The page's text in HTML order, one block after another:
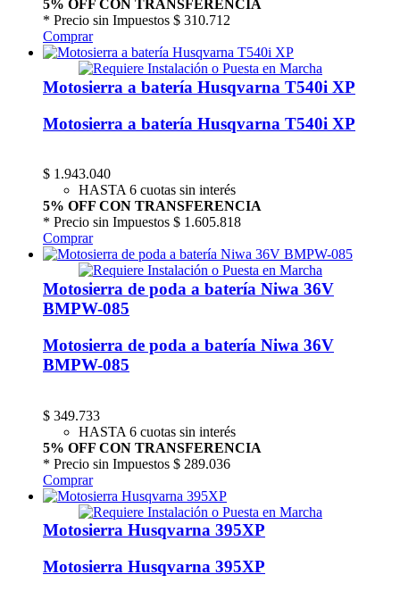
5% OFF CON TRANSFERENCIA
* Precio sin Impuestos $ 310.712
Comprar
Motosierra a batería Husqvarna T540i XP
Motosierra a batería Husqvarna T540i XP
$ 1.943.040
HASTA 6 cuotas sin interés
5% OFF CON TRANSFERENCIA
* Precio sin Impuestos $ 1.605.818
Comprar
Motosierra de poda a batería Niwa 36V
BMPW-085
Motosierra de poda a batería Niwa 36V
BMPW-085
$ 349.733
HASTA 6 cuotas sin interés
5% OFF CON TRANSFERENCIA
* Precio sin Impuestos $ 289.036
Comprar
Motosierra Husqvarna 395XP
Motosierra Husqvarna 395XP